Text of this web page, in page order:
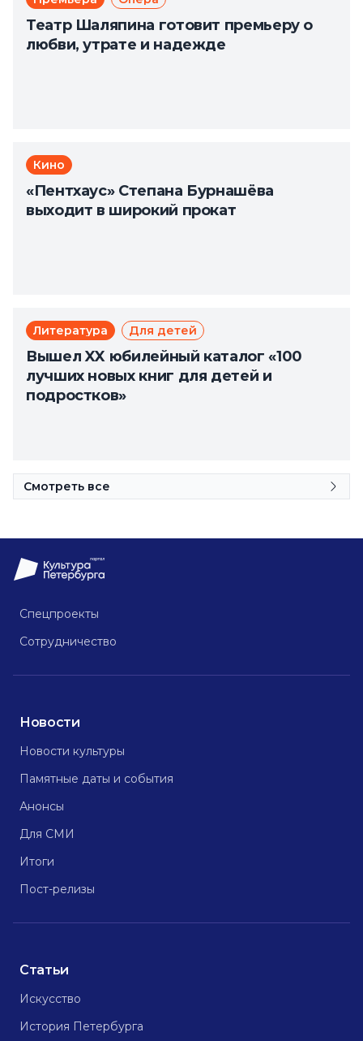
Театр Шаляпина готовит премьеру о
любви, утрате и надежде
Кино
«Пентхаус» Степана Бурнашёва
выходит в широкий прокат
Литература Для детей
Вышел XX юбилейный каталог «100
лучших новых книг для детей и
подростков»
Смотреть все
Спецпроекты
Сотрудничество
Новости
Новости культуры
Памятные даты и события
Анонсы
Для СМИ
Итоги
Пост-релизы
Статьи
Искусство
История Петербурга